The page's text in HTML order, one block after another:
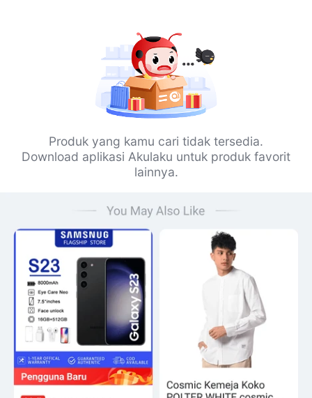
Produk yang kamu cari tidak tersedia.
Download aplikasi Akulaku untuk produk favorit
lainnya.